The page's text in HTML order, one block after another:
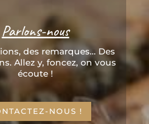
Parlons-nous
des remarques... Des
Allez y, foncez, on vous
écoute !
NOUS !